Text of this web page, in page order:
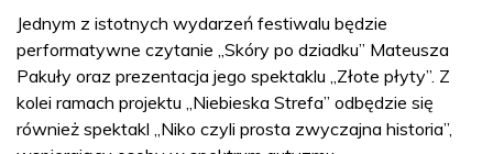
Jednym z istotnych wydarzeń festiwalu będzie
performatywne czytanie „Skóry po dziadku” Mateusza
Pakuły oraz prezentacja jego spektaklu „Złote płyty”. Z
kolei ramach projektu „Niebieska Strefa” odbędzie się
również spektakl „Niko czyli prosta zwyczajna historia”,